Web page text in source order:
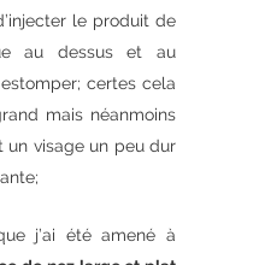
le produit de
au dessus et au
certes cela
mais néanmoins
un visage un peu dur
j’ai été amené à